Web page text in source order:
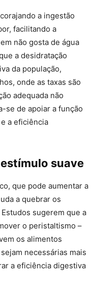
a ingestão
facilitando a
não gosta de água
a desidratação
da população,
onde as taxas são
adequada não
se de apoiar a função
a eficiência
suave
que pode aumentar a
a quebrar os
sugerem que a
o peristaltismo –
os alimentos
necessárias mais
a eficiência digestiva